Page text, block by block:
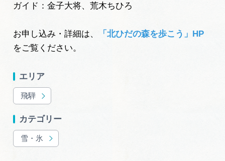
ガイド：金子大将、荒木ちひろ
お申し込み・詳細は、
「北ひだの森を歩こう」HP
をご覧ください。
エリア
飛騨
カテゴリー
雪・氷